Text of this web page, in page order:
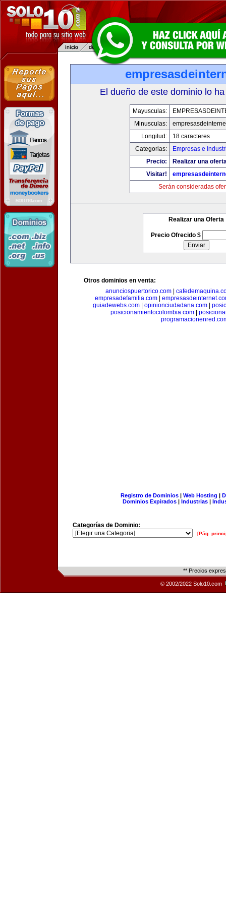
El dueño de este dominio lo
Mayusculas:
Minusculas:
Longitud:
18 caracteres
Categorias:
Empresas e
Precio:
Realizar una
Visitar!
Serán consideradas
Realizar una Oferta
Precio Ofrecido $
Otros dominios en venta:
anunciospuertorico.com|
empresadefamilia.com
guiadewebs.com
opinionciudadana.com
posicionamientocolombia.com|
Registro de Dominios| Web Hosting |
Dominios Expirados | Industrias |
Categorías de Dominio:
[Pág.
** Precios
© 2002/2022 Solo10.com